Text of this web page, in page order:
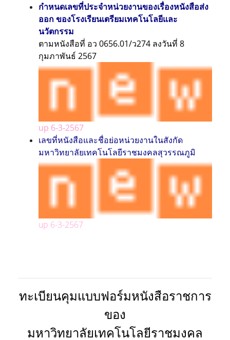
กำหนดเลขที่ประจำหน่วยงานของเรื่องหนังสือส่ง
ออก ของโรงเรียนเตรียมเทคโนโลยีและ
นวัตกรรม
ตามหนังสือที่ อว 0656.01/ว274 ลงวันที่ 8
กุมภาพันธ์ 2567
up 6-3-2567
เลขที่หนังสือและชื่อย่อหน่วยงานในสังกัด
มหาวิทยาลัยเทคโนโลยีราชมงคลสุวรรณภูมิ
up 6-3-2567
ทะเบียนคุมแบบฟอร์มหนังสือราชการ
ของ
มหาวิทยาลัยเทคโนโลยีราชมงคล